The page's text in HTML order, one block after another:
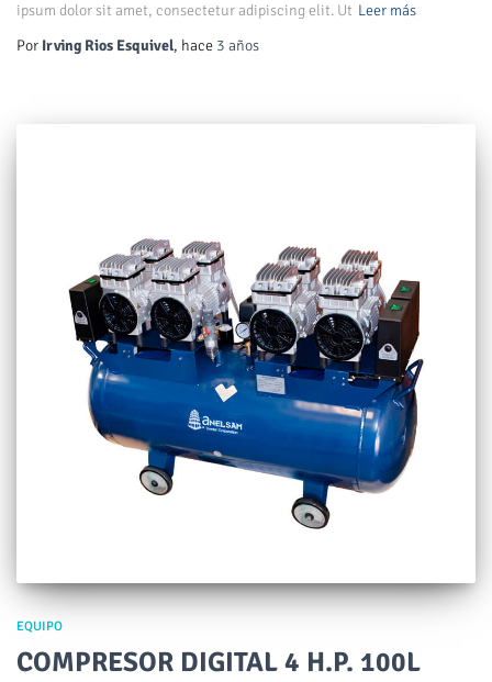
ipsum dolor sit amet, consectetur adipiscing elit. Ut Leer más
Por Irving Rios Esquivel, hace 3 años
EQUIPO
COMPRESOR DIGITAL 4 H.P. 100L